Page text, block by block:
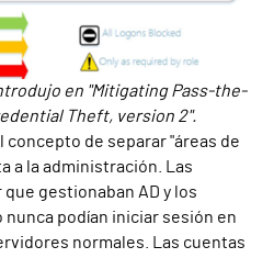
en "Mitigating Pass-the-
Theft, version 2".
de separar "áreas de
a la administración. Las
gestionaban AD y los
podían iniciar sesión en
normales. Las cuentas